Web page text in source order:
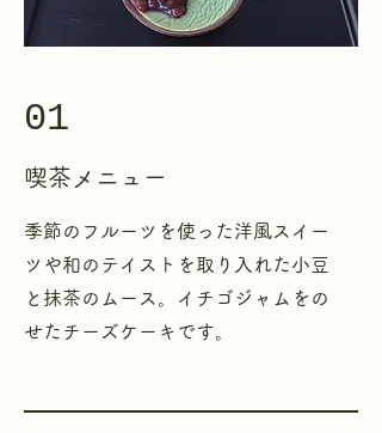
01
喫茶メニュー
季節のフルーツを使った洋風スイー
ツや和のテイストを取り入れた小豆
と抹茶のムース。
イチゴジャムをの
せたチーズケーキです。